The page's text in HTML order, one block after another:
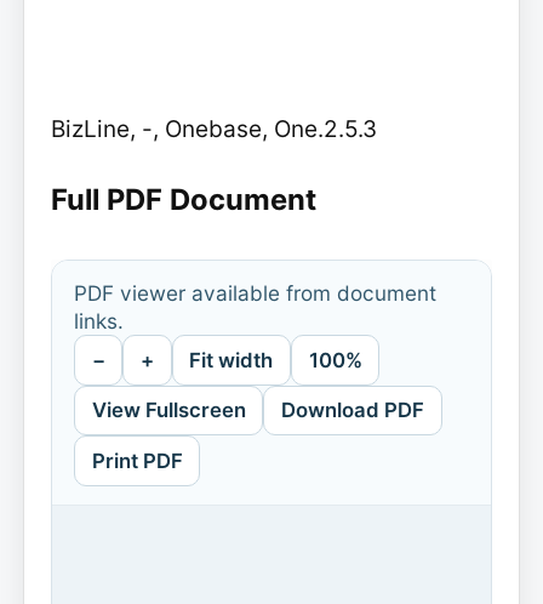
BizLine, -, Onebase, One.2.5.3
Full PDF Document
PDF viewer available from document
links.
− + Fit width 100%
View Fullscreen Download PDF
Print PDF